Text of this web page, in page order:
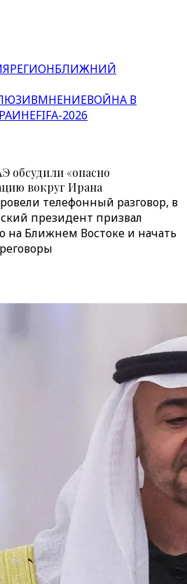
РЕГИОНБЛИЖНИЙ
МНЕНИЕВОЙНА В
FIFA-2026
обсудили «опасно
вокруг Ирана
телефонный разговор, в
президент призвал
на Ближнем Востоке и начать